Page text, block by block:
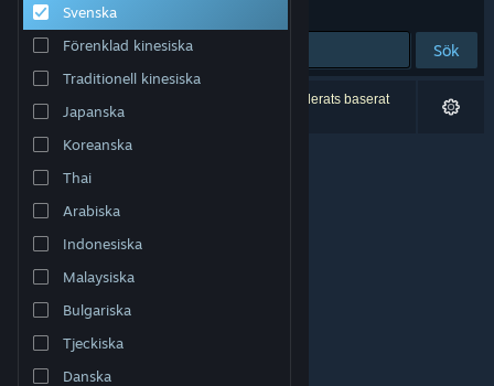
Support
Byt språk
Skaffa Steams mobilapp
Se skrivbordswebbplats
Svenska
Förenklad kinesiska
Traditionell kinesiska
Japanska
Koreanska
Thai
Arabiska
Indonesiska
Malaysiska
Bulgariska
Tjeckiska
Danska
Sortera efter Relevans
Sök
0 träffar matchade din sökning. 2 titlar har exkluderats baserat
på dina preferenser.